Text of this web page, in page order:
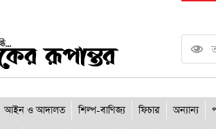
আইন ও আদালত শিল্প-বাণিজ্য ফিচার অন্যান্য